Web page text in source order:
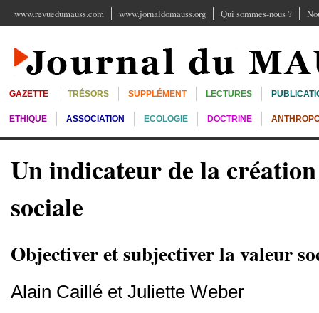
www.revuedumauss.com www.jornaldomauss.org Qui sommes-nous ?
GAZETTE TRÉSORS SUPPLÉMENT LECTURES
ETHIQUE ASSOCIATION ECOLOGIE DOCTRINE
Un indicateur de la
sociale
Objectiver et subjectiver la valeur
Alain Caillé et Juliette Weber